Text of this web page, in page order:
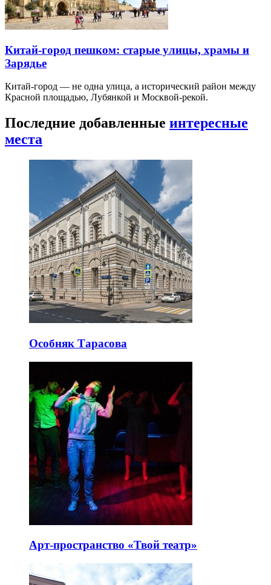
Китай-город пешком: старые улицы, храмы и
Зарядье
Китай-город — не одна улица, а исторический район между
Красной площадью, Лубянкой и Москвой-рекой.
Последние добавленные интересные
места
Особняк Тарасова
Арт-пространство «Твой театр»